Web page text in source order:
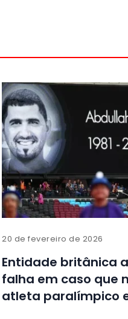
20 de fevereiro de 2026
Entidade britânica
falha em caso que
atleta paralímpico